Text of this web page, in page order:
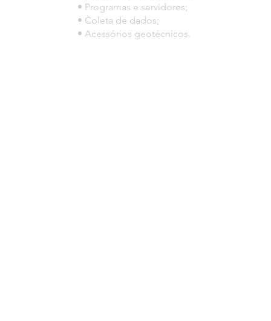
• Programas e servidores;
• Coleta de dados;
• Acessórios geotécnicos.